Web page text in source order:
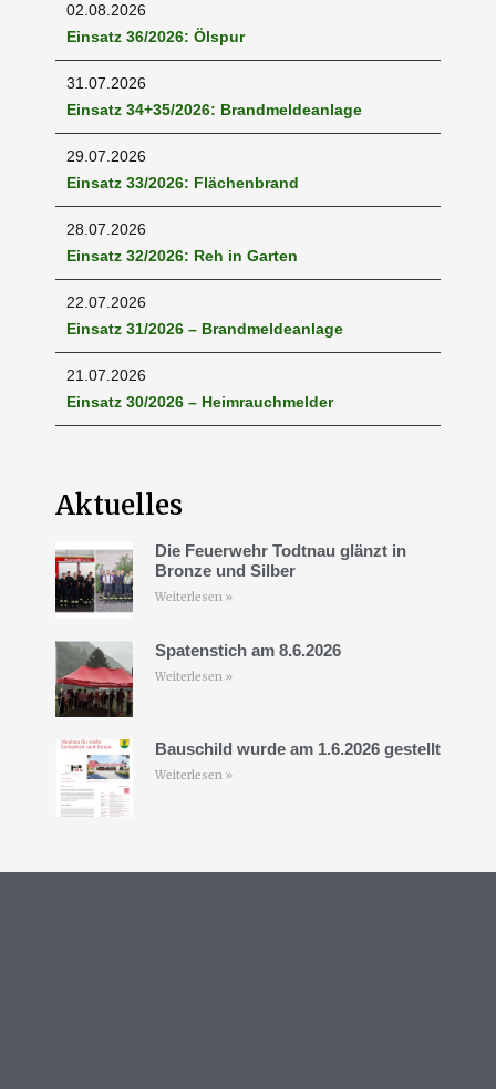
02.08.2026
Einsatz 36/2026: Ölspur
31.07.2026
Einsatz 34+35/2026: Brandmeldeanlage
29.07.2026
Einsatz 33/2026: Flächenbrand
28.07.2026
Einsatz 32/2026: Reh in Garten
22.07.2026
Einsatz 31/2026 – Brandmeldeanlage
21.07.2026
Einsatz 30/2026 – Heimrauchmelder
Aktuelles
Die Feuerwehr Todtnau glänzt in
Bronze und Silber
Weiterlesen »
Spatenstich am 8.6.2026
Weiterlesen »
Bauschild wurde am 1.6.2026 gestellt
Weiterlesen »